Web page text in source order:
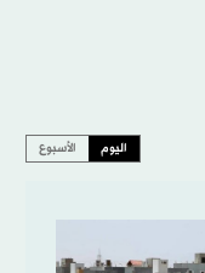
اليوم الأسبوع